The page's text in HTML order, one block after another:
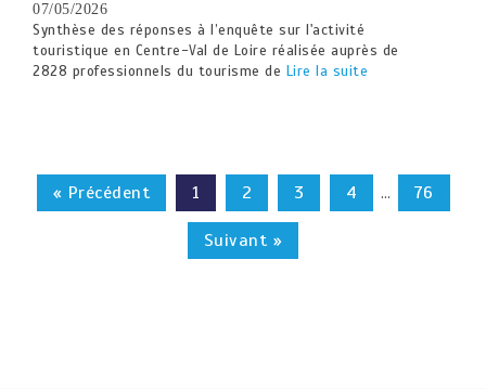
07/05/2026
Synthèse des réponses à l’enquête sur l'activité
touristique en Centre-Val de Loire réalisée auprès de
2828 professionnels du tourisme de Lire la suite
« Précédent 1 2 3 4 … 76
Suivant »